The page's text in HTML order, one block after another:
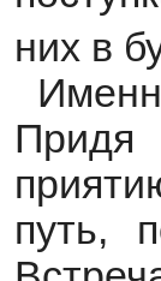
них в
Придя
путь,